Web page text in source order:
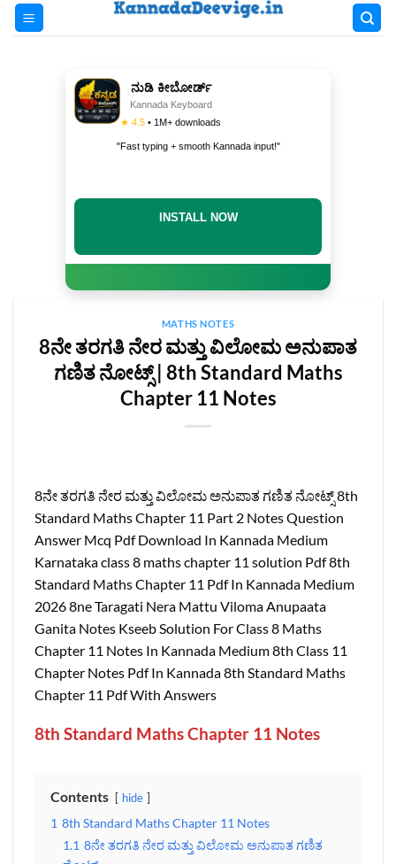
Skip
ನುಡಿ ಕೀಬೋರ್ಡ್
Kannada Keyboard
★ 4.5 • 1M+ downloads
"Fast typing + smooth Kannada input!"
INSTALL NOW
MATHS NOTES
8ನೇ ತರಗತಿ ನೇರ ಮತ್ತು ವಿಲೋಮ ಅನುಪಾತ
ಗಣಿತ ನೋಟ್ಸ್‌ | 8th Standard Maths
Chapter 11 Notes
8ನೇ ತರಗತಿ ನೇರ ಮತ್ತು ವಿಲೋಮ ಅನುಪಾತ ಗಣಿತ ನೋಟ್ಸ್‌ 8th
Standard Maths Chapter 11 Part 2 Notes Question
Answer Mcq Pdf Download In Kannada Medium
Karnataka class 8 maths chapter 11 solution Pdf 8th
Standard Maths Chapter 11 Pdf In Kannada Medium
2026 8ne Taragati Nera Mattu Viloma Anupaata
Ganita Notes Kseeb Solution For Class 8 Maths
Chapter 11 Notes In Kannada Medium 8th Class 11
Chapter Notes Pdf In Kannada 8th Standard Maths
Chapter 11 Pdf With Answers
8th Standard Maths Chapter 11 Notes
Contents hide
1 8th Standard Maths Chapter 11 Notes
1.1 8ನೇ ತರಗತಿ ನೇರ ಮತ್ತು ವಿಲೋಮ ಅನುಪಾತ ಗಣಿತ